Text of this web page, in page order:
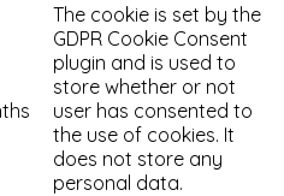
The cookie is set by the
GDPR Cookie Consent
plugin and is used to
store whether or not
user has consented to
the use of cookies. It
does not store any
personal data.